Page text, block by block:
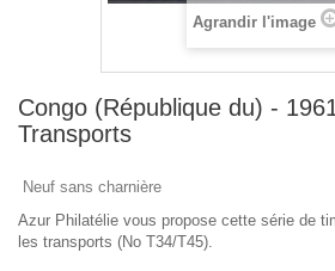
Agrandir l'image
Congo (République du) -
Transports
Neuf sans charnière
Azur Philatélie vous propose cette série de
les transports (No T34/T45).